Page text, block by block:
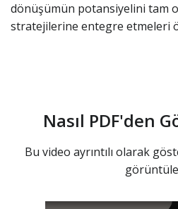
dönüşümün potansiyelini tam
stratejilerine entegre etmeleri
Nasıl PDF'den
Bu video ayrıntılı olarak